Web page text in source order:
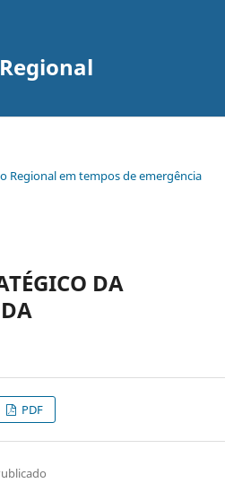
Regional em tempos de emergência
DA
PDF